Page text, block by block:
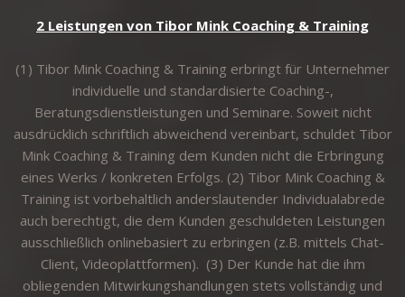
2 Leistungen von Tibor Mink Coaching & Training
(1) Tibor Mink Coaching & Training erbringt für Unternehmer
individuelle und standardisierte Coaching-,
Beratungsdienstleistungen und Seminare. Soweit nicht
ausdrücklich schriftlich abweichend vereinbart, schuldet Tibor
Mink Coaching & Training dem Kunden nicht die Erbringung
eines Werks / konkreten Erfolgs. (2) Tibor Mink Coaching &
Training ist vorbehaltlich anderslautender Individualabrede
auch berechtigt, die dem Kunden geschuldeten Leistungen
ausschließlich onlinebasiert zu erbringen (z.B. mittels Chat-
Client, Videoplattformen). (3) Der Kunde hat die ihm
obliegenden Mitwirkungshandlungen stets vollständig und